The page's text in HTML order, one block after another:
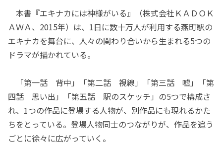
本書『エキナカには神様がいる』（株式会社ＫＡＤＯＫ
ＡＷＡ、2015年）は、1日に数十万人が利用する燕町駅の
エキナカを舞台に、人々の関わり合いから生まれる5つの
ドラマが描かれている。
「第一話 背中」「第二話 視線」「第三話 嘘」「第
四話 思い出」「第五話 駅のスケッチ」の5つで構成さ
れ、1つの作品に登場する人物が、別作品にも現れるかた
ちをとっている。登場人物同士のつながりが、作品を追う
ごとに徐々に広がっていく。